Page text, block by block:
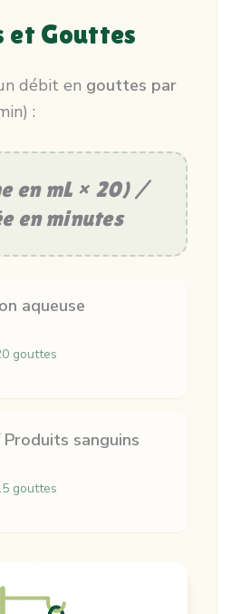
Gouttes
débit en gouttes par
:
en mL × 20) /
en minutes
aqueuse
gouttes
Produits sanguins
gouttes